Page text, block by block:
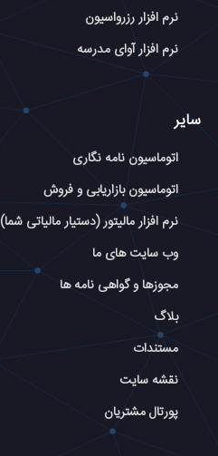
نرم افزار رزرواسیون
نرم افزار آوای مدرسه
سایر
اتوماسیون نامه نگاری
اتوماسیون بازاریابی و فروش
نرم افزار مالیتور (دستیار مالیاتی شما)
وب سایت های ما
مجوزها و گواهی نامه ها
بلاگ
مستندات
نقشه سایت
پورتال مشتریان